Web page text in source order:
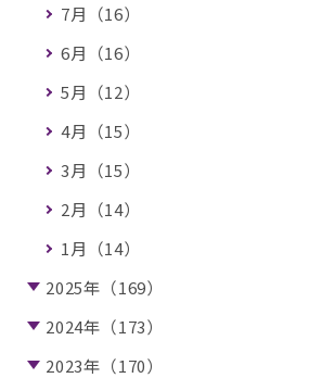
7月（16）
6月（16）
5月（12）
4月（15）
3月（15）
2月（14）
1月（14）
2025年（169）
2024年（173）
2023年（170）